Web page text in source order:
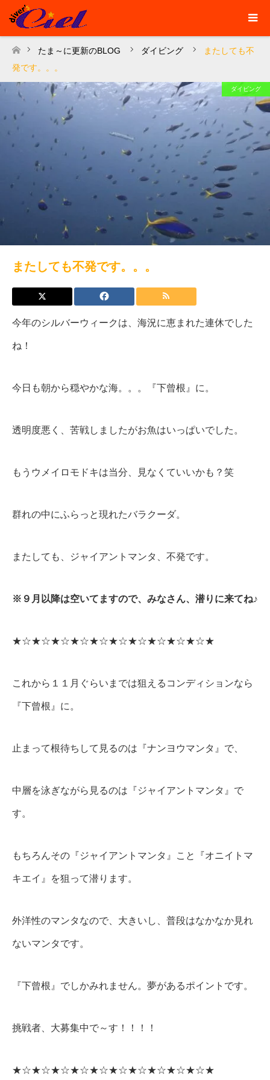
ホーム
たま～に更新のBLOG ダイビング
またしても不
発です。。。
ダイビング
またしても不発です。。。
今年のシルバーウィークは、海況に恵まれた連休でした
ね！
今日も朝から穏やかな海。。。『下曾根』に。
透明度悪く、苦戦しましたがお魚はいっぱいでした。
もうウメイロモドキは当分、見なくていいかも？笑
群れの中にふらっと現れたバラクーダ。
またしても、ジャイアントマンタ、不発です。
※９月以降は空いてますので、みなさん、潜りに来てね♪
★☆★☆★☆★☆★☆★☆★☆★☆★☆★☆★
これから１１月ぐらいまでは狙えるコンディションなら
『下曾根』に。
止まって根待ちして見るのは『ナンヨウマンタ』で、
中層を泳ぎながら見るのは『ジャイアントマンタ』で
す。
もちろんその『ジャイアントマンタ』こと『オニイトマ
キエイ』を狙って潜ります。
外洋性のマンタなので、大きいし、普段はなかなか見れ
ないマンタです。
『下曾根』でしかみれません。夢があるポイントです。
挑戦者、大募集中で～す！！！！
★☆★☆★☆★☆★☆★☆★☆★☆★☆★☆★